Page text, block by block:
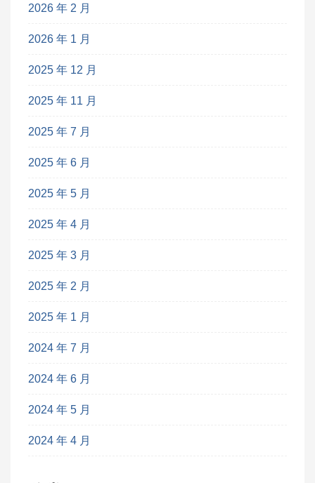
2026 年 2 月
2026 年 1 月
2025 年 12 月
2025 年 11 月
2025 年 7 月
2025 年 6 月
2025 年 5 月
2025 年 4 月
2025 年 3 月
2025 年 2 月
2025 年 1 月
2024 年 7 月
2024 年 6 月
2024 年 5 月
2024 年 4 月